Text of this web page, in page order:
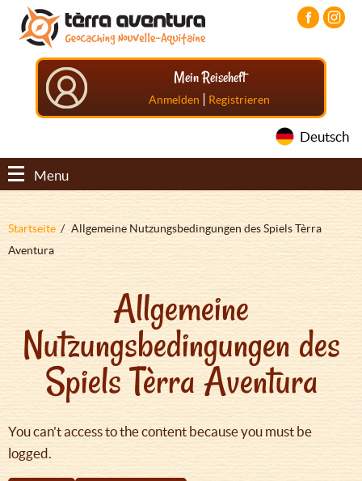
Direkt
zum
Inhalt
Aller
menu
principal
Aller
pied
Mein Reiseheft
Anmelden | Registrieren
Deutsch
Menu
Pfadnavigation
Startseite
Allgemeine Nutzungsbedingungen des Spiels Tèrra
Aventura
Allgemeine
Nutzungsbedingungen des
Spiels Tèrra Aventura
You can't access to the content because you must be
logged.